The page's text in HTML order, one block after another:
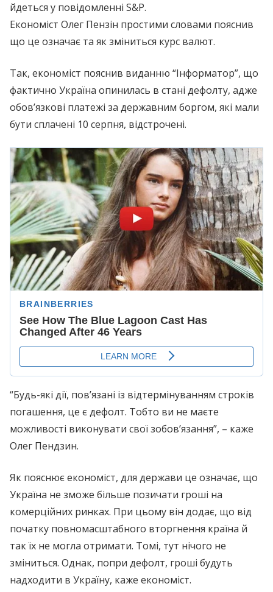
йдеться у повідомленні S&P.
Економіст Олег Пензін простими словами пояснив
що це означає та як зміниться курс валют.
Так, економіст пояснив виданню “Інформатор”, що
фактично Україна опинилась в стані дефолту, адже
обов’язкові платежі за державним боргом, які мали
бути сплачені 10 серпня, відстрочені.
“Будь-які дії, пов’язані із відтермінуванням строків
погашення, це є дефолт. Тобто ви не маєте
можливості виконувати свої зобов’язання”, – каже
Олег Пендзин.
Як пояснює економіст, для держави це означає, що
Україна не зможе більше позичати гроші на
комерційних ринках. При цьому він додає, що від
початку повномасштабного вторгнення країна й
так їх не могла отримати. Томі, тут нічого не
зміниться. Однак, попри дефолт, гроші будуть
надходити в Україну, каже економіст.